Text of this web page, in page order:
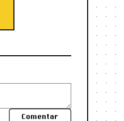
Comentar